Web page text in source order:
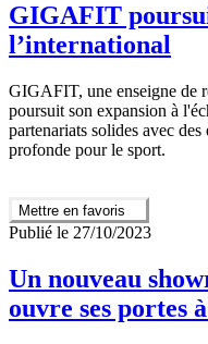
GIGAFIT
l’international
GIGAFIT, une enseigne de
poursuit son expansion à
partenariats solides avec
profonde pour le sport.
Mettre en favoris
Publié le 27/10/2023
Un nouveau
ouvre ses portes